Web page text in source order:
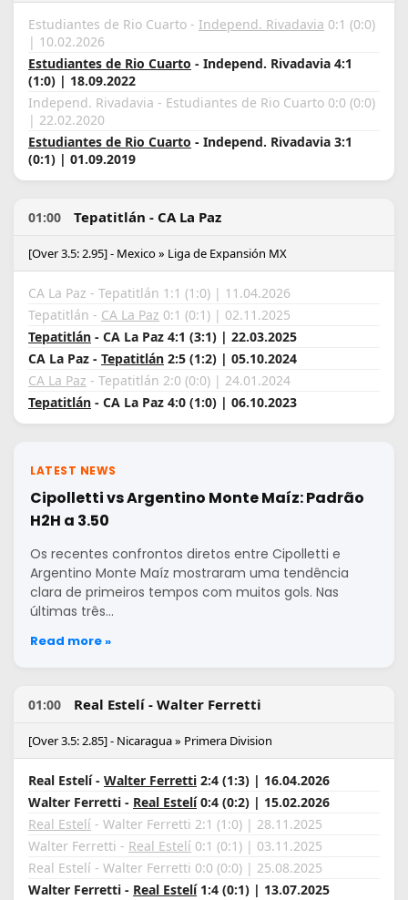
Estudiantes de Rio Cuarto - Independ. Rivadavia 0:1 (0:0)
| 10.02.2026
Estudiantes de Rio Cuarto - Independ. Rivadavia 4:1
(1:0) | 18.09.2022
Independ. Rivadavia - Estudiantes de Rio Cuarto 0:0 (0:0)
| 22.02.2020
Estudiantes de Rio Cuarto - Independ. Rivadavia 3:1
(0:1) | 01.09.2019
01:00 Tepatitlán - CA La Paz
[Over 3.5: 2.95] - Mexico » Liga de Expansión MX
CA La Paz - Tepatitlán 1:1 (1:0) | 11.04.2026
Tepatitlán - CA La Paz 0:1 (0:1) | 02.11.2025
Tepatitlán - CA La Paz 4:1 (3:1) | 22.03.2025
CA La Paz - Tepatitlán 2:5 (1:2) | 05.10.2024
CA La Paz - Tepatitlán 2:0 (0:0) | 24.01.2024
Tepatitlán - CA La Paz 4:0 (1:0) | 06.10.2023
LATEST NEWS
Cipolletti vs Argentino Monte Maíz: Padrão
H2H a 3.50
Os recentes confrontos diretos entre Cipolletti e
Argentino Monte Maíz mostraram uma tendência
clara de primeiros tempos com muitos gols. Nas
últimas três…
Read more »
01:00 Real Estelí - Walter Ferretti
[Over 3.5: 2.85] - Nicaragua » Primera Division
Real Estelí - Walter Ferretti 2:4 (1:3) | 16.04.2026
Walter Ferretti - Real Estelí0:4 (0:2) | 15.02.2026
Real Estelí - Walter Ferretti 2:1 (1:0) | 28.11.2025
Walter Ferretti - Real Estelí 0:1 (0:1) | 03.11.2025
Real Estelí - Walter Ferretti 0:0 (0:0) | 25.08.2025
Walter Ferretti - Real Estelí1:4 (0:1) | 13.07.2025